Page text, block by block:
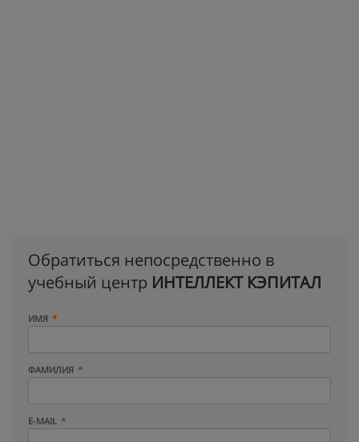
Обратиться непосредственно в
учебный центр ИНТЕЛЛЕКТ КЭПИТАЛ
ИМЯ
ФАМИЛИЯ
E-MAIL